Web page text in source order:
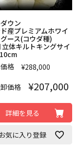
ウン
産プレミアムホワイ
ース(コウダ種)
体キルトキングサイ
格
¥288,000
価格
¥207,000
詳細を見る
お気に入り登録